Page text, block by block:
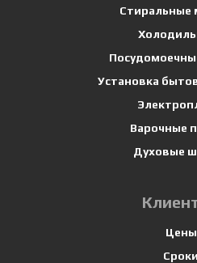
Стиральные
Установка
Варочные
Духовые
Цены
Сроки